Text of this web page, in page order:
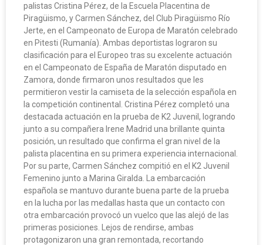
palistas Cristina Pérez, de la Escuela Placentina de
Piragüismo, y Carmen Sánchez, del Club Piragüismo Río
Jerte, en el Campeonato de Europa de Maratón celebrado
en Pitesti (Rumanía). Ambas deportistas lograron su
clasificación para el Europeo tras su excelente actuación
en el Campeonato de España de Maratón disputado en
Zamora, donde firmaron unos resultados que les
permitieron vestir la camiseta de la selección española en
la competición continental. Cristina Pérez completó una
destacada actuación en la prueba de K2 Juvenil, logrando
junto a su compañera Irene Madrid una brillante quinta
posición, un resultado que confirma el gran nivel de la
palista placentina en su primera experiencia internacional.
Por su parte, Carmen Sánchez compitió en el K2 Juvenil
Femenino junto a Marina Giralda. La embarcación
española se mantuvo durante buena parte de la prueba
en la lucha por las medallas hasta que un contacto con
otra embarcación provocó un vuelco que las alejó de las
primeras posiciones. Lejos de rendirse, ambas
protagonizaron una gran remontada, recortando